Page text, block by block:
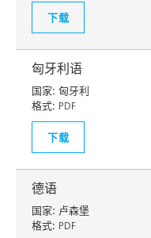
下载
匈牙利语
国家: 匈牙利
格式: PDF
下载
德语
国家: 卢森堡
格式: PDF